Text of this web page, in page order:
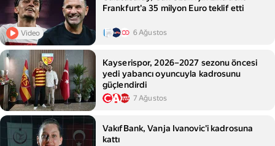
Video
Frankfurt'a 35 milyon Euro teklif etti
6 Ağustos
Kayserispor, 2026–2027 sezonu öncesi
yedi yabancı oyuncuyla kadrosunu
güçlendirdi
7 Ağustos
VakıfBank, Vanja Ivanovic'i kadrosuna
kattı